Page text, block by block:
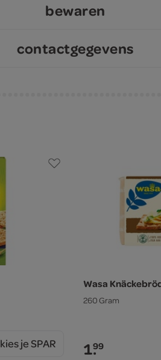
bewaren
contactgegevens
kies je SPAR
Wasa
260 Gram
1.99